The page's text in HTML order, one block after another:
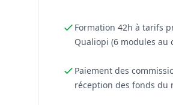
Formation 42h à tarifs
Qualiopi (6 modules au
Paiement des
réception des fonds du